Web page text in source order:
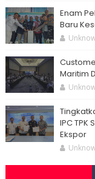
Enam
Baru
Maritim
IPC
Ekspor